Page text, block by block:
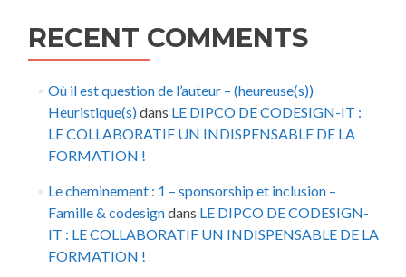
RECENT COMMENTS
Où il est question de l’auteur – (heureuse(s))
Heuristique(s)dans LE DIPCO DE CODESIGN-IT :
LE COLLABORATIF UN INDISPENSABLE DE LA
FORMATION !
Le cheminement : 1 – sponsorship et inclusion –
Famille & codesigndans LE DIPCO DE CODESIGN-
IT : LE COLLABORATIF UN INDISPENSABLE DE LA
FORMATION !